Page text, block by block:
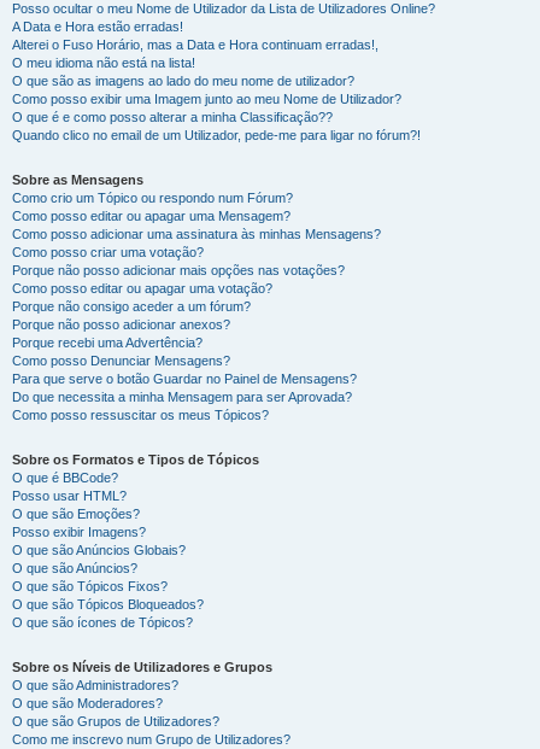
Posso ocultar o meu Nome de Utilizador da Lista de Utilizadores Online?
A Data e Hora estão erradas!
Alterei o Fuso Horário, mas a Data e Hora continuam erradas!,
O meu idioma não está na lista!
O que são as imagens ao lado do meu nome de utilizador?
Como posso exibir uma Imagem junto ao meu Nome de Utilizador?
O que é e como posso alterar a minha Classificação??
Quando clico no email de um Utilizador, pede-me para ligar no fórum?!
Sobre as Mensagens
Como crio um Tópico ou respondo num Fórum?
Como posso editar ou apagar uma Mensagem?
Como posso adicionar uma assinatura às minhas Mensagens?
Como posso criar uma votação?
Porque não posso adicionar mais opções nas votações?
Como posso editar ou apagar uma votação?
Porque não consigo aceder a um fórum?
Porque não posso adicionar anexos?
Porque recebi uma Advertência?
Como posso Denunciar Mensagens?
Para que serve o botão Guardar no Painel de Mensagens?
Do que necessita a minha Mensagem para ser Aprovada?
Como posso ressuscitar os meus Tópicos?
Sobre os Formatos e Tipos de Tópicos
O que é BBCode?
Posso usar HTML?
O que são Emoções?
Posso exibir Imagens?
O que são Anúncios Globais?
O que são Anúncios?
O que são Tópicos Fixos?
O que são Tópicos Bloqueados?
O que são ícones de Tópicos?
Sobre os Níveis de Utilizadores e Grupos
O que são Administradores?
O que são Moderadores?
O que são Grupos de Utilizadores?
Como me inscrevo num Grupo de Utilizadores?